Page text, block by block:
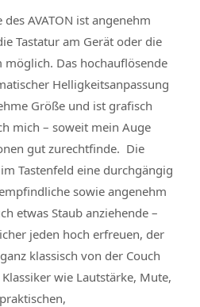
AVATON ist angenehm
Tastatur am Gerät oder die
möglich. Das hochauflösende
Helligkeitsanpassung
Größe und ist grafisch
mich – soweit mein Auge
gut zurechtfinde. Die
Tastenfeld eine durchgängig
sowie angenehm
etwas Staub anziehende –
jeden hoch erfreuen, der
klassisch von der Couch
wie Lautstärke, Mute,